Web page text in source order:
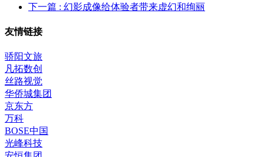
下一篇 : 幻影成像给体验者带来虚幻和绚丽
友情链接
骄阳文旅
凡拓数创
丝路视觉
华侨城集团
京东方
万科
BOSE中国
光峰科技